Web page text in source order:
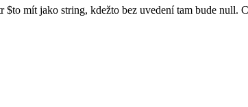
mít jako string, kdežto bez uvedení tam bude null.